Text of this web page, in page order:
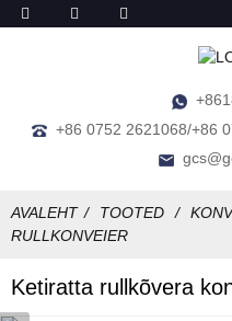
+86 0752 2621068/+86
AVALEHT TOOTED
RULLKONVEIER
Ketiratta rullkõvera